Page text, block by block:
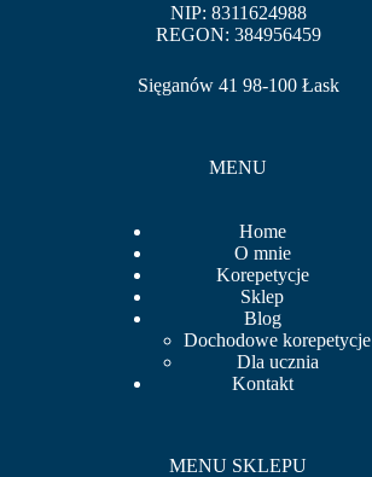
NIP: 8311624988
REGON: 384956459
Sięganów 41 98-100 Łask
MENU
Home
O mnie
Korepetycje
Sklep
Blog
Dochodowe korepetycje
Dla ucznia
Kontakt
MENU SKLEPU